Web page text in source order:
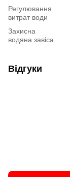
Регулювання
витрат води
Захисна
водяна завіса
Відгуки